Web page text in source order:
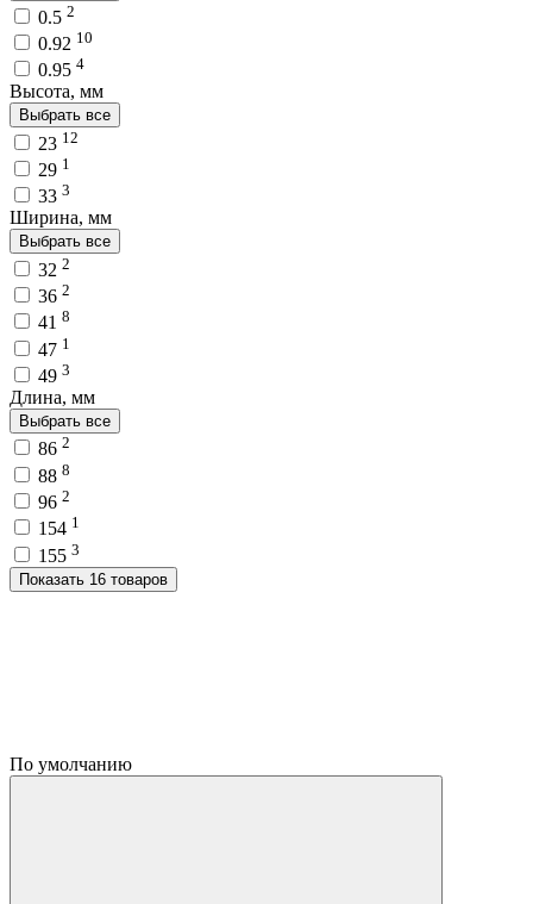
0.5 2
0.92 10
0.95 4
Высота, мм
Выбрать все
23 12
29 1
33 3
Ширина, мм
Выбрать все
32 2
36 2
41 8
47 1
49 3
Длина, мм
Выбрать все
86 2
88 8
96 2
154 1
155 3
Показать 16 товаров
По умолчанию